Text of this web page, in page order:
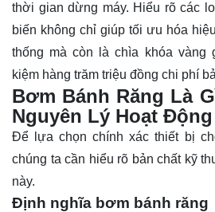
thời gian dừng máy. Hiểu rõ các
biến không chỉ giúp tối ưu hóa
thống mà còn là chìa khóa vàng
kiệm hàng trăm triệu đồng chi phí
Bơm Bánh Răng Là
Nguyên Lý Hoạt Động
Để lựa chọn chính xác thiết bị
chúng ta cần hiểu rõ bản chất kỹ
này.
Định nghĩa bơm bánh răng